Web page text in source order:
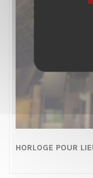
HORLOGE POUR